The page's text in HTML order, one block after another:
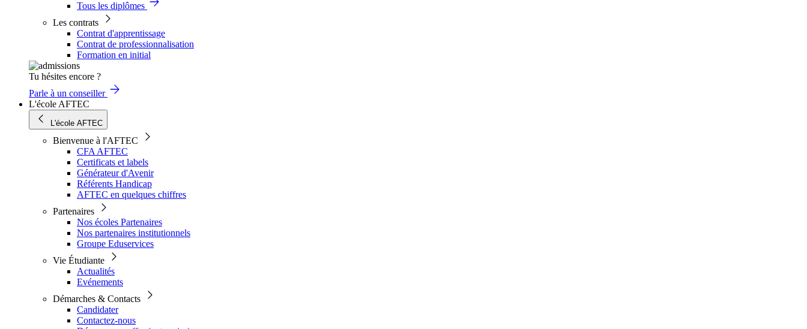
Tous les diplômes
Les contrats
Contrat d'apprentissage
Contrat de professionnalisation
Formation en initial
Tu hésites encore ?
Parle à un conseiller
L'école AFTEC
L'école AFTEC
Bienvenue à l'AFTEC
CFA AFTEC
Certificats et labels
Générateur d'Avenir
Référents Handicap
AFTEC en quelques chiffres
Partenaires
Nos écoles Partenaires
Nos partenaires institutionnels
Groupe Eduservices
Vie Étudiante
Actualités
Evénements
Démarches & Contacts
Candidater
Contactez-nous